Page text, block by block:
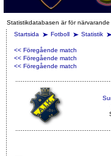
Statistikdatabasen är för
Startsida
Fotboll Statistik
<< Föregående match
<< Föregående match
<< Föregående match